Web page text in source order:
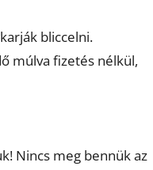
bliccelni.
múlva fizetés nélkül,
Nincs meg bennük az